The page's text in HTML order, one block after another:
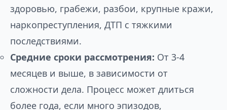
здоровью, грабежи, разбои, крупные кражи,
наркопреступления, ДТП с тяжкими
последствиями.
Средние сроки рассмотрения: От 3-4
месяцев и выше, в зависимости от
сложности дела. Процесс может длиться
более года, если много эпизодов,